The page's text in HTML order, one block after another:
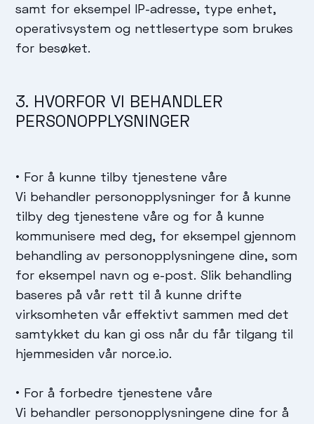
samt for eksempel IP-adresse, type enhet,
operativsystem og nettlesertype som brukes
for besøket.
3. HVORFOR VI BEHANDLER
PERSONOPPLYSNINGER
• For å kunne tilby tjenestene våre
Vi behandler personopplysninger for å kunne
tilby deg tjenestene våre og for å kunne
kommunisere med deg, for eksempel gjennom
behandling av personopplysningene dine, som
for eksempel navn og e-post. Slik behandling
baseres på vår rett til å kunne drifte
virksomheten vår effektivt sammen med det
samtykket du kan gi oss når du får tilgang til
hjemmesiden vår norce.io.
• For å forbedre tjenestene våre
Vi behandler personopplysningene dine for å